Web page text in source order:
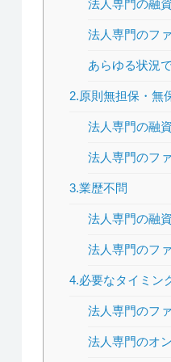
法人専門の融
法人専門のフ
あらゆる状況
2.原則無担保・無
法人専門の融
法人専門のフ
3.業歴不問
法人専門の融
法人専門のフ
4.必要なタイミン
法人専門のフ
法人専門のオ